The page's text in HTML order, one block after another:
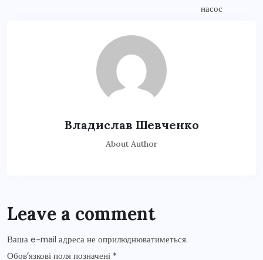
Владислав Шевченко
About Author
Leave a comment
Ваша e-mail адреса не оприлюднюватиметься.
Обов’язкові поля позначені *